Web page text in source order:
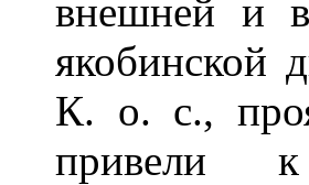
внешней и
якобинской
К. о. с.,
привели